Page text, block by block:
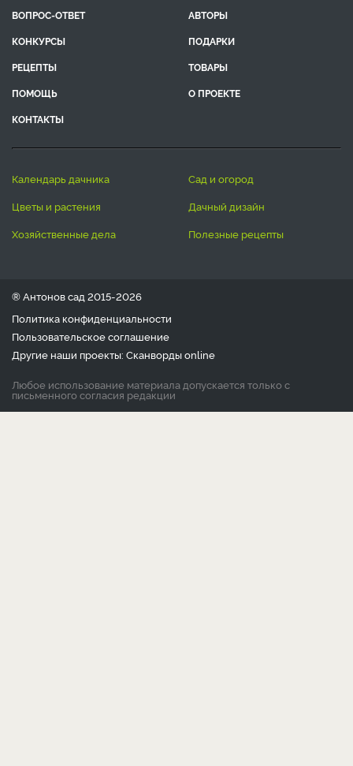
ВОПРОС-ОТВЕТ
АВТОРЫ
КОНКУРСЫ
ПОДАРКИ
РЕЦЕПТЫ
ТОВАРЫ
ПОМОЩЬ
О ПРОЕКТЕ
КОНТАКТЫ
календарь дачника
сад и огород
цветы и растения
дачный дизайн
хозяйственные дела
полезные рецепты
® Антонов сад 2015-2026
Политика конфиденциальности
Пользовательское соглашение
Другие наши проекты: Сканвордыonline
Любое использование материала допускается только с
письменного согласия редакции